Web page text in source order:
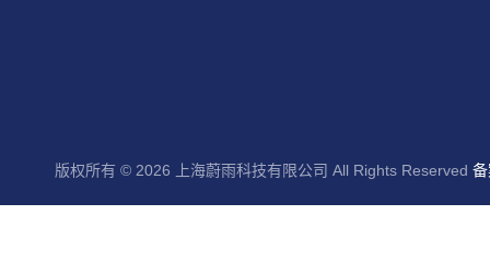
版权所有 © 2026 上海蔚雨科技有限公司 All Rights Reserved